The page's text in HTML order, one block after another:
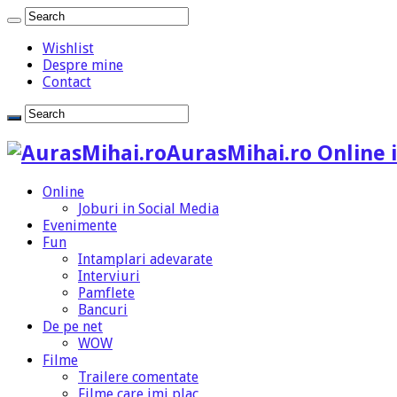
Wishlist
Despre mine
Contact
AurasMihai.ro Online
Online
Joburi in Social Media
Evenimente
Fun
Intamplari adevarate
Interviuri
Pamflete
Bancuri
De pe net
WOW
Filme
Trailere comentate